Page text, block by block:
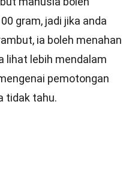
gram, jadi jika anda
ia boleh menahan
lihat lebih mendalam
pemotongan
tidak tahu.